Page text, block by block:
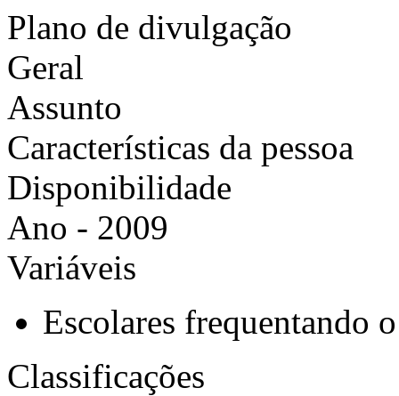
Plano de divulgação
Geral
Assunto
Características da pessoa
Disponibilidade
Ano - 2009
Variáveis
Escolares frequentando
Classificações